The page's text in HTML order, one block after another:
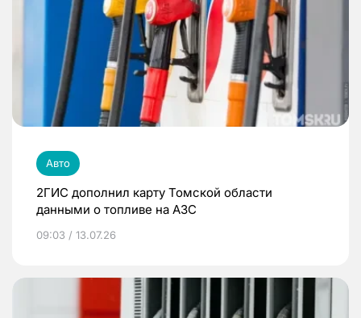
Авто
2ГИС дополнил карту Томской области
данными о топливе на АЗС
09:03 / 13.07.26